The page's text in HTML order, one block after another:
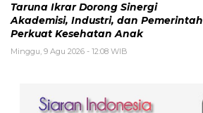
Taruna Ikrar Dorong Sinergi
Akademisi, Industri, dan Pemerintah
Perkuat Kesehatan Anak
Minggu, 9 Agu 2026 - 12:08 WIB